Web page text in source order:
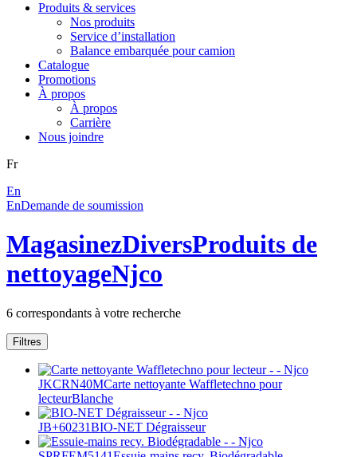
Produits & services
Nos produits
Service d’installation
Balance embarquée pour camion
Catalogue
Promotions
À propos
À propos
Carrière
Nous joindre
Fr
En
EnDemande de soumission
MagasinezDiversProduits de
nettoyageNjco
6 correspondants à votre recherche
Filtres
JKCRN40MCarte nettoyante Waffletechno pour
lecteurBlanche
JB+60231BIO-NET Dégraisseur